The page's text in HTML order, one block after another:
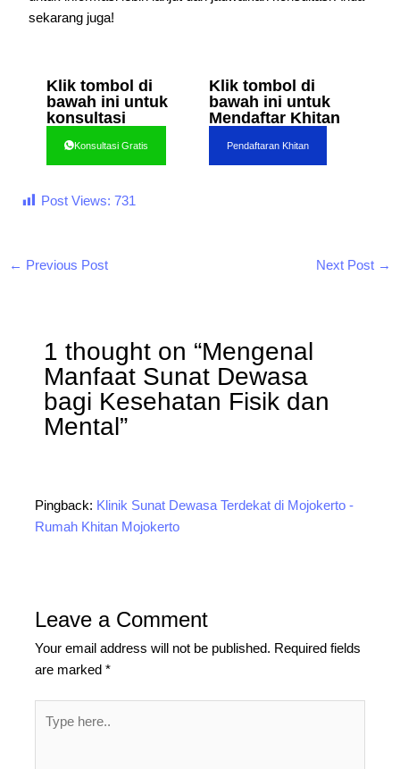
sekarang juga!
Klik tombol di
bawah ini untuk
konsultasi
Konsultasi Gratis
Klik tombol di
bawah ini untuk
Mendaftar Khitan
Pendaftaran Khitan
Post Views: 731
← Previous Post Next Post →
1 thought on “Mengenal
Manfaat Sunat Dewasa
bagi Kesehatan Fisik dan
Mental”
Pingback: Klinik Sunat Dewasa Terdekat di Mojokerto -
Rumah Khitan Mojokerto
Leave a Comment
Your email address will not be published. Required fields
are marked*
here..